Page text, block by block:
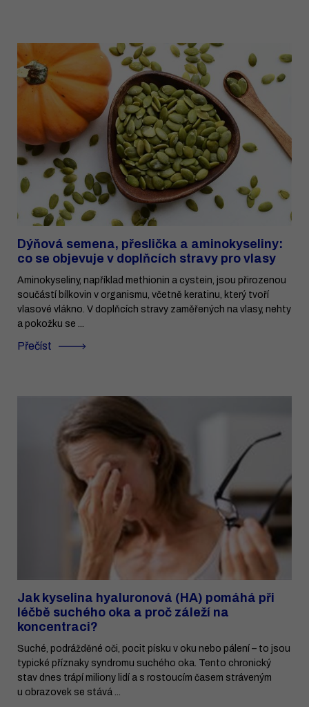
Dýňová semena, přeslička a aminokyseliny:
co se objevuje v doplňcích stravy pro vlasy
Aminokyseliny, například methionin a cystein, jsou přirozenou
součástí bílkovin v organismu, včetně keratinu, který tvoří
vlasové vlákno. V doplňcích stravy zaměřených na vlasy, nehty
a pokožku se ...
Přečíst
Jak kyselina hyaluronová (HA) pomáhá při
léčbě suchého oka a proč záleží na
koncentraci?
Suché, podrážděné oči, pocit písku v oku nebo pálení – to jsou
typické příznaky syndromu suchého oka. Tento chronický
stav dnes trápí miliony lidí a s rostoucím časem stráveným
u obrazovek se stává ...